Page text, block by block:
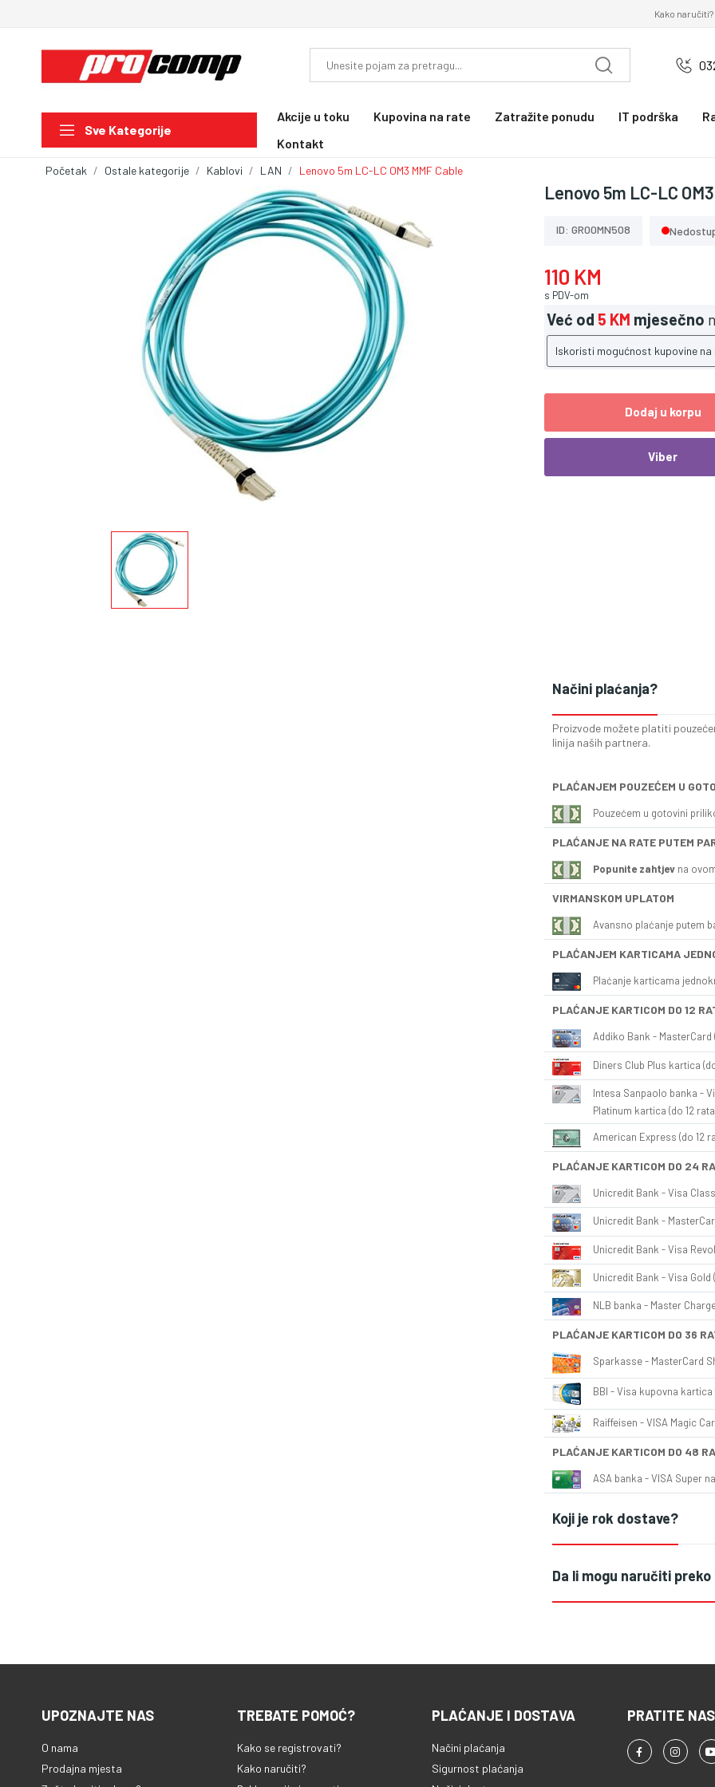
Kako naručiti?
Sve Kategorije
Akcije u toku Kupovina na rate Zatražite ponudu IT podrška
Kontakt
Početak Ostale kategorije Kablovi LAN Lenovo 5m LC-LC OM3 MMF Cable
Lenovo 5m LC-LC
ID: GR00MN508
110 KM
s PDV-om
Već od 5 KM mjesečno
Iskoristi mogućnost kupovine
Dodaj u korpu
Viber
Načini plaćanja?
Proizvode možete platiti
linija naših partnera.
PLAĆANJEM POUZEĆEM U
Pouzećem u gotovini
PLAĆANJE NA RATE PUTEM
Popunite zahtjev na
VIRMANSKOM UPLATOM
Avansno plaćanje putem
PLAĆANJEM KARTICAMA
Plaćanje karticama
PLAĆANJE KARTICOM DO 12
Addiko Bank - MasterCard
Diners Club Plus kartica
Intesa Sanpaolo banka -
Platinum kartica (do 12
American Express (do 12
PLAĆANJE KARTICOM DO 24
Unicredit Bank - Visa
Unicredit Bank -
Unicredit Bank - Visa
Unicredit Bank - Visa Gold
NLB banka - Master
PLAĆANJE KARTICOM DO 36
Sparkasse - MasterCard
BBI - Visa kupovna kartica
Raiffeisen - VISA Magic
PLAĆANJE KARTICOM DO 48
ASA banka - VISA Super
Koji je rok dostave?
Da li mogu naručiti
UPOZNAJTE NAS
O nama
Prodajna mjesta
TREBATE POMOĆ?
Kako se registrovati?
Kako naručiti?
PLAĆANJE I DOSTAVA
Načini plaćanja
Sigurnost plaćanja
PRATITE NAS